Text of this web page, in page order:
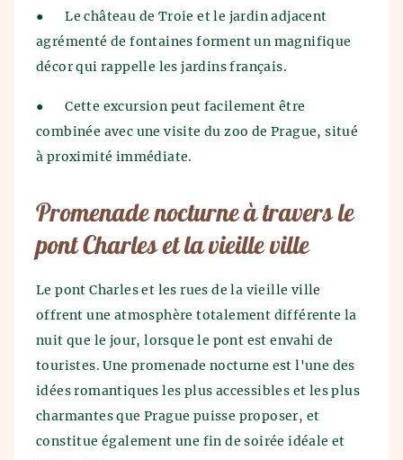
●
Le château de Troie et le jardin adjacent
agrémenté de fontaines forment un magnifique
décor qui rappelle les jardins français.
●
Cette excursion peut facilement être
combinée avec une visite du zoo de Prague, situé
à proximité immédiate.
Promenade nocturne à travers le
pont Charles et la vieille ville
Le pont Charles et les rues de la vieille ville
offrent une atmosphère totalement différente la
nuit que le jour, lorsque le pont est envahi de
touristes. Une promenade nocturne est l'une des
idées romantiques les plus accessibles et les plus
charmantes que Prague puisse proposer, et
constitue également une fin de soirée idéale et